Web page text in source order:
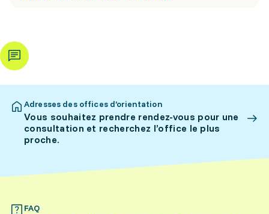
Adresses des offices d’orientation
Vous souhaitez prendre rendez-vous pour une
consultation et recherchez l’office le plus
proche.
FAQ